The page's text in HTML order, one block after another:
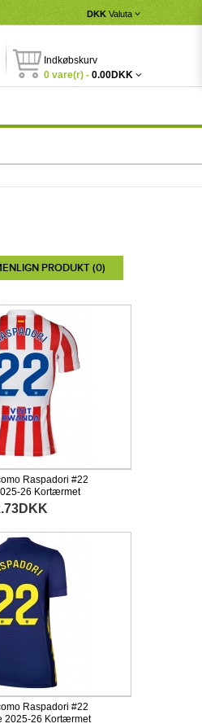
DKK Valuta
Indkøbskurv
0 vare(r) - 0.00DKK
PRODUKT (0)
Raspadori #22
26 Kortærmet
Raspadori #22
2025-26 Kortærmet